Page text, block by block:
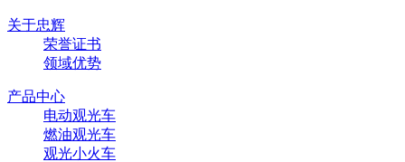
关于忠辉
荣誉证书
领域优势
产品中心
电动观光车
燃油观光车
观光小火车